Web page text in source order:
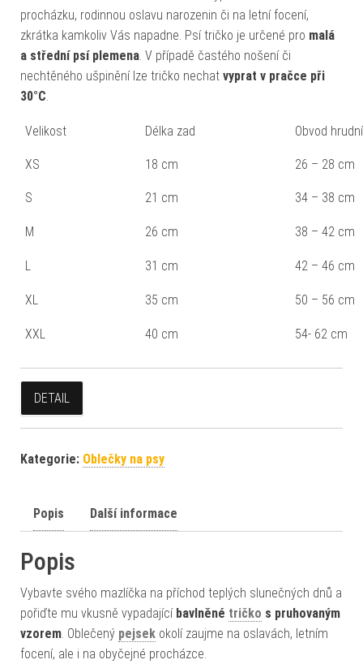
procházku, rodinnou oslavu narozenin či na letní focení,
zkrátka kamkoliv Vás napadne. Psí tričko je určené pro malá
a střední psí plemena . V případě častého nošení či
nechtěného ušpinění lze tričko nechat vyprat v pračce při
30°C
Velikost Délka zad Obvod
XS 18 cm 26 – 28 cm
S 21 cm 34 – 38 cm
M 26 cm 38 – 42 cm
L 31 cm 42 – 46 cm
XL 35 cm 50 – 56 cm
XXL 40 cm 54- 62 cm
DETAIL
Kategorie: Oblečky na psy
Popis Další informace
Popis
Vybavte svého mazlíčka na příchod teplých slunečných dnů a
pořiďte mu vkusně vypadající bavlněné tričko s pruhovaným
vzorem . Oblečený pejsek okolí zaujme na oslavách, letním
focení, ale i na obyčejné procházce.